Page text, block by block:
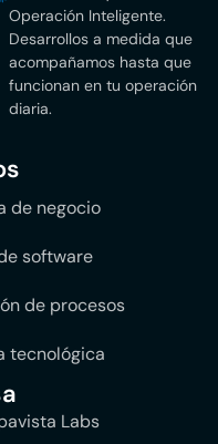
Operación Inteligente.
Desarrollos a medida que
acompañamos hasta que
funcionan en tu operación
diaria.
de negocio
software
de procesos
tecnológica
Labs